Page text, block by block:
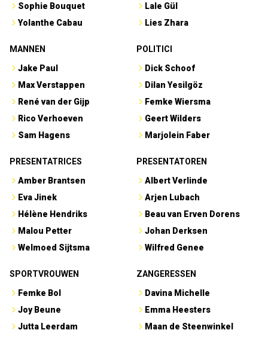
Sophie Bouquet
Yolanthe Cabau
Lale Gül
Lies Zhara
MANNEN
Jake Paul
Max Verstappen
René van der Gijp
Rico Verhoeven
Sam Hagens
POLITICI
Dick Schoof
Dilan Yesilgöz
Femke Wiersma
Geert Wilders
Marjolein Faber
PRESENTATRICES
Amber Brantsen
Eva Jinek
Hélène Hendriks
Malou Petter
Welmoed Sijtsma
PRESENTATOREN
Albert Verlinde
Arjen Lubach
Beau van Erven Dorens
Johan Derksen
Wilfred Genee
SPORTVROUWEN
Femke Bol
Joy Beune
Jutta Leerdam
ZANGERESSEN
Davina Michelle
Emma Heesters
Maan de Steenwinkel